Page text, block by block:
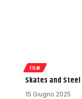
FILM
Skates and
15 Giugno 2025